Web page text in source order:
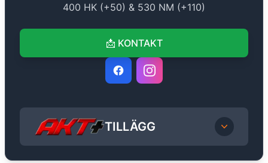
400 HK (+50) & 530 NM (+110)
📩 KONTAKT
TILLÄGG